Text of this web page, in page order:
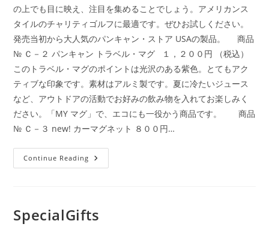
の上でも目に映え、注目を集めることでしょう。アメリカンス
タイルのチャリティゴルフに最適です。ぜひお試しください。
発売当初から大人気のパンキャン・ストア USAの製品。 商品
№ Ｃ－２ パンキャン トラベル・マグ １，２００円 （税込）
このトラベル・マグのポイントは光沢のある紫色。とてもアク
ティブな印象です。素材はアルミ製です。夏に冷たいジュース
など、アウトドアの活動でお好みの飲み物を入れてお楽しみく
ださい。「MY マグ」で、エコにも一役かう商品です。 商品
№ Ｃ－３ new! カーマグネット ８００円…
Continue Reading On
The
SpecialGifts